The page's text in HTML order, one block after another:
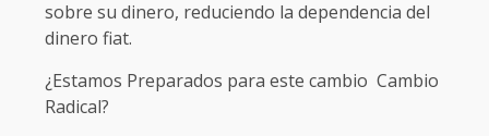
sobre su dinero, reduciendo la dependencia del
dinero fiat.
¿Estamos Preparados para este cambio Cambio
Radical?